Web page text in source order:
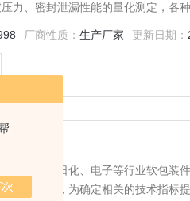
力、密封泄漏性能的量化测定，各
厂商性质： 生产厂家 更新日期：
试仪
品、制药、日化、电子等行业软包装
密封性能，为确定相关的技术指标